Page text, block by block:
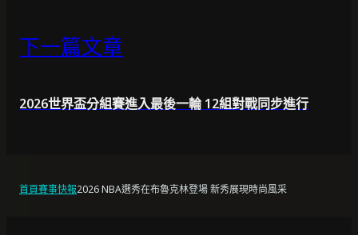
下一篇文章
2026世界盃分組賽進入最後一輪 12組對戰同步進行
首頁賽事快報2026 NBA選秀在布魯克林登場 新秀展現時尚風采